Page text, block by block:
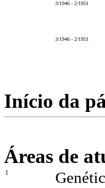
3/1946 - 2/1951
3/1946 - 2/1951
Início da
Áreas de
1